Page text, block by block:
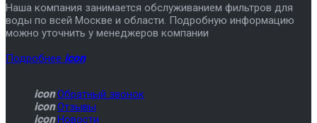
Наша компания занимается обслуживанием фильтров для
воды по всей Москве и области. Подробную информацию
можно уточнить у менеджеров компании
Подробнее icon
icon Обратный звонок
icon Отзывы
icon Новости